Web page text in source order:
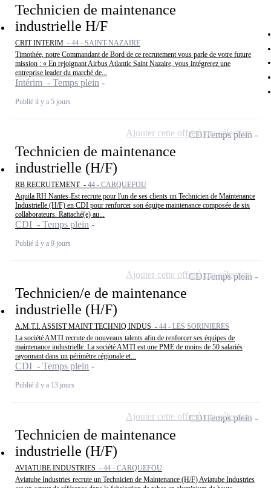
Technicien de maintenance
industrielle H/F
CRIT INTERIM - 44 - SAINT-NAZAIRE
Timothée, notre Commandant de Bord de ce recrutement vous parle de votre future
mission : « En rejoignant Airbus Atlantic Saint Nazaire, vous intégrerez une
entreprise leader du marché de...
Intérim - Temps plein
Publié il y a 5 jours
Technicien de maintenance
industrielle (H/F)
RB RECRUTEMENT - 44 - CARQUEFOU
Aquila RH Nantes-Est recrute pour l'un de ses clients un Technicien de Maintenance
Industrielle (H/F) en CDI pour renforcer son équipe maintenance composée de six
collaborateurs. Rattaché(e) au...
CDI - Temps plein
Publié il y a 9 jours
CDITemps plein
Ajouter cette offre à ma sélection
Technicien/e de maintenance
industrielle (H/F)
A.M.T.I. ASSIST MAINT TECHNIQ INDUS - 44 - LES SORINIERES
La société AMTI recrute de nouveaux talents afin de renforcer ses équipes de
maintenance industrielle. La société AMTI est une PME de moins de 50 salariés
rayonnant dans un périmètre régionale et...
CDI - Temps plein
Publié il y a 13 jours
CDITemps plein
Ajouter cette offre à ma sélection
Technicien de maintenance
industrielle (H/F)
AVIATUBE INDUSTRIES - 44 - CARQUEFOU
Aviatube Industries recrute un Technicien de Maintenance (H/F) Aviatube Industries
CDITemps plein
Ajouter cette offre à ma sélection